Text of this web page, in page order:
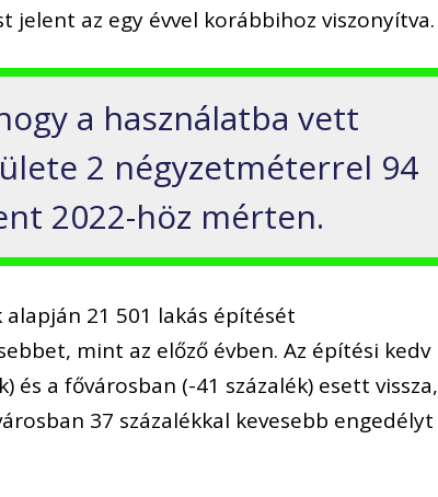
jelent az egy évvel korábbihoz viszonyítva.
a használatba vett
2 négyzetméterrel 94
2022-höz mérten.
21 501 lakás építését
mint az előző évben. Az építési kedv
és a fővárosban (-41 százalék) esett vissza,
37 százalékkal kevesebb engedélyt